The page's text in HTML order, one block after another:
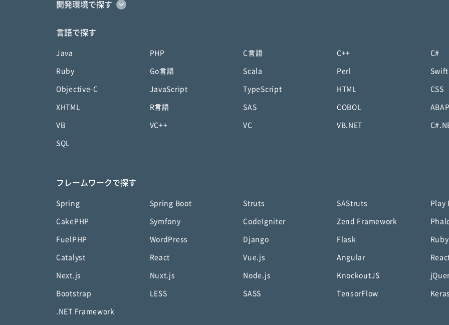
開発環境で探す
言語で探す
Java PHP C言語 C++ C#
Ruby Go言語 Scala Perl Swift
Objective-C JavaScript TypeScript HTML CSS
XHTML R言語 SAS COBOL ABAP
VB VC++ VC VB.NET
SQL
フレームワークで探す
Spring Spring Boot Struts SAStruts Play
CakePHP Symfony CodeIgniter Zend Framework
FuelPHP WordPress Django Flask
Catalyst React Vue.js Angular
Next.js Nuxt.js Node.js KnockoutJS
Bootstrap LESS SASS TensorFlow Keras
.NET Framework